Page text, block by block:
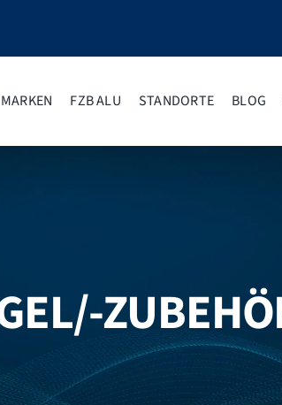
FZB ALU STANDORTE BLOG